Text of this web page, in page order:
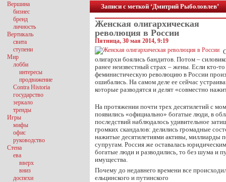
Записи с меткой ‘Дмитрий Рыболовлев’
Женская олигархическая
революция в России
Пятница, 30 мая 2014, 9:19
олигархи боялись бандитов. Потом –
ранее неизвестный страх – жены. Если кто-
феминистическую революцию в России
ошибались. На самом деле ее сейчас
которые разводятся и делят «совместно
На протяжении почти трех десятилетий с
появились «официально» богатые люди, в
последствий наблюдалось удивительное
громких скандалов: делились громадные
нажитые десятилетиями активы, миллиарды
супругам. Россия же оставалась
богатые люди и разводились, то без шума и
имущества.
Почему до недавнего времени все
ельцинского и путинского
Вершина
бизнес
бренд
личность
Вертикаль
свита
ступени
Мир
лобби
интересы
продвижение
Contra Historia
государство
зеркало
тренды
Игры
мифы
офис
руководство
Стена
ева
вверх
вниз
доспехи